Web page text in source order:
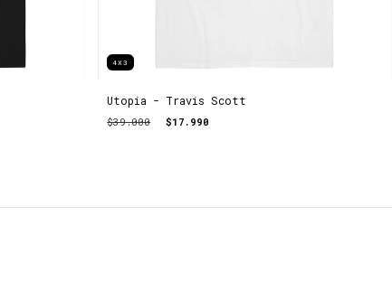
4X3
Utopia - Travis Scott
$39.000 $17.990